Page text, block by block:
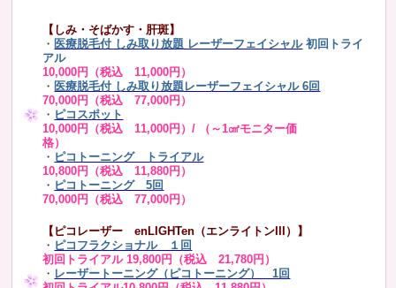
【しみ・そばかす・肝斑】
・ 医療脱毛付 しみ取り放題 レーザーフェイシャル 初回トライ
アル
10,000円（税込 11,000円）
・ 医療脱毛付 しみ取り放題レーザーフェイシャル 6回
70,000円（税込 77,000円）
・ ピコスポット
10,000円（税込 11,000円）/ （～1㎠モニター価
格）
・ ピコトーニング トライアル
10,800円（税込 11,880円）
・ ピコトーニング 5回
70,000円（税込 77,000円）
【ピコレーザー enLIGHTen（エンライトンIII）】
・ ピコフラクショナル １回
初回トライアル 19,800円（税込 21,780円）
・ レーザートーニング（ピコトーニング） 1回